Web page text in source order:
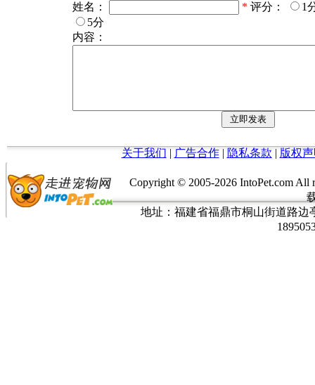
姓名：
* 评分：
1
5分
内容：
关于我们 | 广告合作| 隐私条款 | 版权
Copyright © 2005-2026 IntoPet.com
地址：福建省福鼎市桐山街道路边